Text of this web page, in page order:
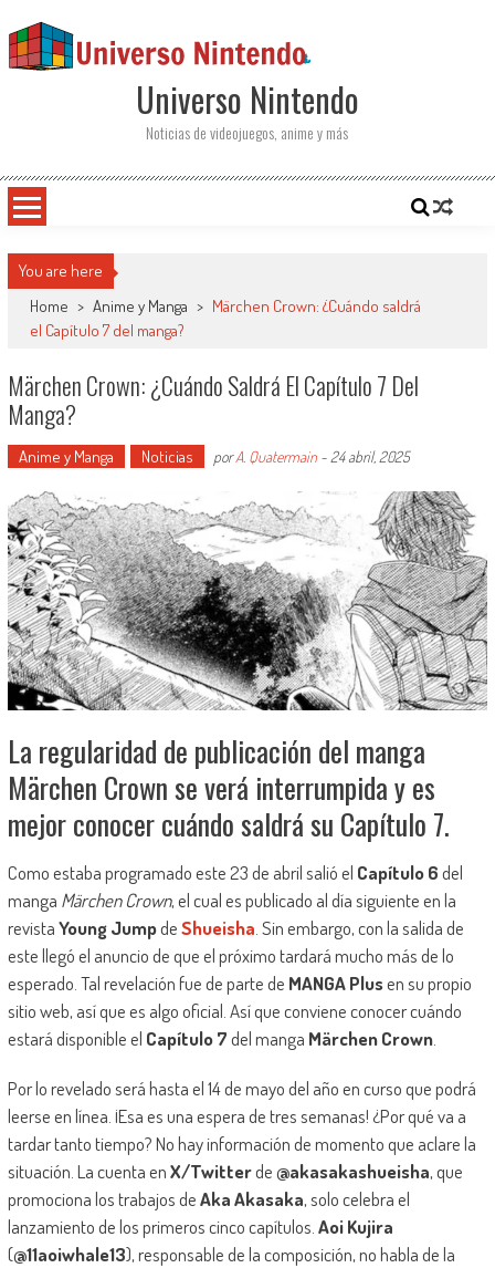
Universo Nintendo
Noticias de videojuegos, anime y más
You are here
Home > Anime y Manga > Märchen Crown: ¿Cuándo saldrá
el Capítulo 7 del manga?
Märchen Crown: ¿Cuándo Saldrá El Capítulo 7 Del
Manga?
Anime y Manga Noticias porA. Quatermain- 24 abril, 2025
La regularidad de publicación del manga
Märchen Crown se verá interrumpida y es
mejor conocer cuándo saldrá su Capítulo 7.
Como estaba programado este 23 de abril salió el Capítulo 6del
manga Märchen Crown, el cual es publicado al día siguiente en la
revistaYoung JumpdeShueisha . Sin embargo, con la salida de
este llegó el anuncio de que el próximo tardará mucho más de lo
esperado. Tal revelación fue de parte de MANGA Plusen su propio
sitio web, así que es algo oficial. Así que conviene conocer cuándo
estará disponible el Capítulo 7del manga Märchen Crown.
Por lo revelado será hasta el 14 de mayo del año en curso que podrá
leerse en línea. ¡Esa es una espera de tres semanas! ¿Por qué va a
tardar tanto tiempo? No hay información de momento que aclare la
situación. La cuenta enX/Twitterde@akasakashueisha, que
promociona los trabajos deAka Akasaka, solo celebra el
lanzamiento de los primeros cinco capítulos. Aoi Kujira
(@11aoiwhale13), responsable de la composición, no habla de la